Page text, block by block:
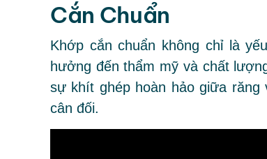
Cắn Chuẩn
Khớp cắn chuẩn không chỉ là
hưởng đến thẩm mỹ và chất
sự khít ghép hoàn hảo giữa
cân đối.